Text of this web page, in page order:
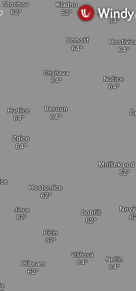
Kladno
Středokluky
Unhošť
Beroun
Mníšek pod
Nučice
Chyňava
Zdice
Hudlice
Dobříš
Nečín
Višňová
Příbram
Pičín
Jince
Hostomice
Stochov